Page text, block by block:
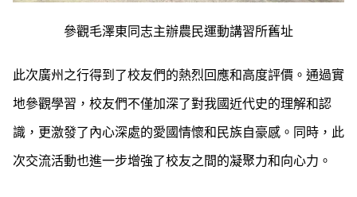
參觀毛澤東同志主辦農民運動講習所舊址
此次廣州之行得到了校友們的熱烈回應和高度評價。通過實
地參觀學習，校友們不僅加深了對我國近代史的理解和認
識，更激發了內心深處的愛國情懷和民族自豪感。同時，此
次交流活動也進一步增強了校友之間的凝聚力和向心力。